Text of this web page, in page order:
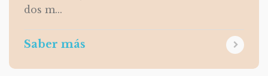
dos m...
Saber más